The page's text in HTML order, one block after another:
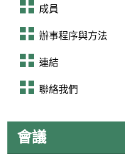
成員
辦事程序與方法
連結
聯絡我們
會議